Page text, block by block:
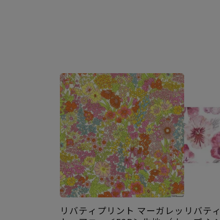
リバティプリント マーガレッ リバテ